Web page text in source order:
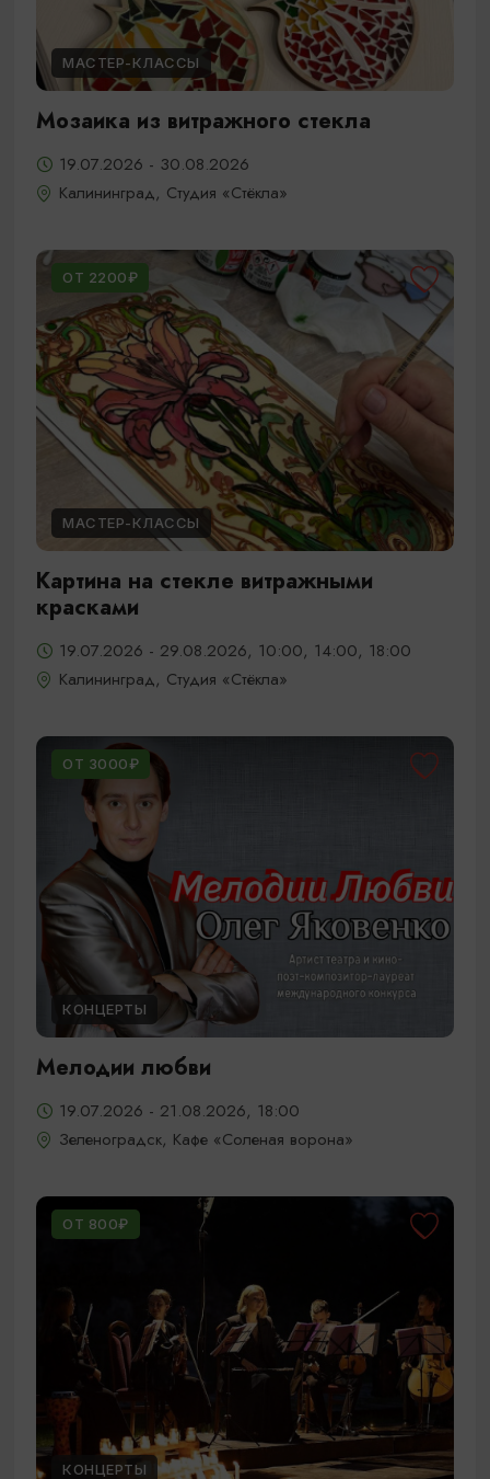
МАСТЕР-КЛАССЫ
Мозаика из витражного стекла
19.07.2026 - 30.08.2026
Калининград, Студия «Стёкла»
ОТ 2200₽
МАСТЕР-КЛАССЫ
Картина на стекле витражными
красками
19.07.2026 - 29.08.2026, 10:00, 14:00, 18:00
Калининград, Студия «Стёкла»
ОТ 3000₽
КОНЦЕРТЫ
Мелодии любви
19.07.2026 - 21.08.2026, 18:00
Зеленоградск, Кафе «Соленая ворона»
ОТ 800₽
КОНЦЕРТЫ